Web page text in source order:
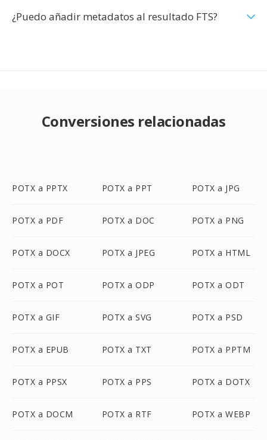
¿Puedo añadir metadatos al resultado FTS?
Conversiones relacionadas
POTX a PPTX POTX a PPT POTX a JPG
POTX a PDF POTX a DOC POTX a PNG
POTX a DOCX POTX a JPEG POTX a HTML
POTX a POT POTX a ODP POTX a ODT
POTX a GIF POTX a SVG POTX a PSD
POTX a EPUB POTX a TXT POTX a PPTM
POTX a PPSX POTX a PPS POTX a DOTX
POTX a DOCM POTX a RTF POTX a WEBP